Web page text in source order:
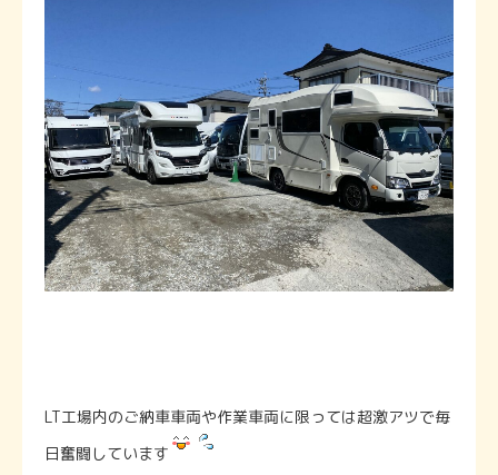
LT工場内のご納車車両や作業車両に限っては超激アツで毎
日奮闘しています